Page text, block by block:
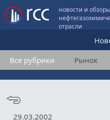
новости и обзоры
отрасли
Все рубрики Рынок
29.03.2002